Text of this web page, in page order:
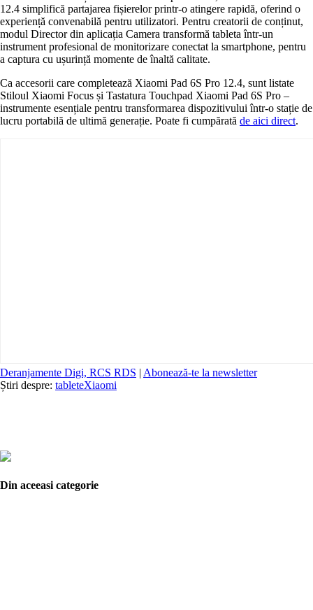
12.4 simplifică partajarea fișierelor printr-o atingere rapidă, oferind o
experiență convenabilă pentru utilizatori. Pentru creatorii de conținut,
modul Director din aplicația Camera transformă tableta într-un
instrument profesional de monitorizare conectat la smartphone, pentru
a captura cu ușurință momente de înaltă calitate.
Ca accesorii care completează Xiaomi Pad 6S Pro 12.4, sunt listate
Stiloul Xiaomi Focus și Tastatura Touchpad Xiaomi Pad 6S Pro –
instrumente esențiale pentru transformarea dispozitivului într-o stație de
lucru portabilă de ultimă generație. Poate fi cumpărată de aici direct.
Deranjamente Digi, RCS RDS | Abonează-te la newsletter
Știri despre: tableteXiaomi
Din aceeasi categorie